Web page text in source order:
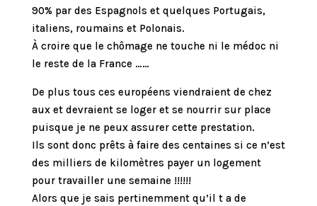
90% par des Espagnols et quelques Portugais,
italiens, roumains et Polonais.
À croire que le chômage ne touche ni le médoc ni
le reste de la France ……
De plus tous ces européens viendraient de chez
aux et devraient se loger et se nourrir sur place
puisque je ne peux assurer cette prestation.
Ils sont donc prêts à faire des centaines si ce n’est
des milliers de kilomètres payer un logement
pour travailler une semaine !!!!!!
Alors que je sais pertinemment qu’il t a de